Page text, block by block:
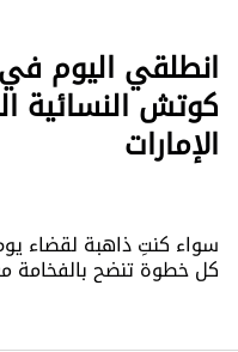
انطلقي اليوم
كوتش النسائية
الإمارات
سواء كنتِ ذاهبة لقضاء
كل خطوة تنضح بالفخامة